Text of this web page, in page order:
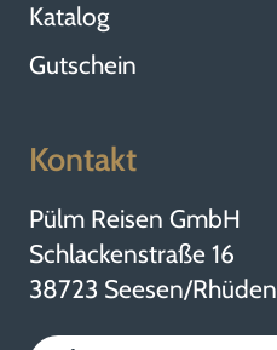
Katalog
Gutschein
Kontakt
Pülm Reisen GmbH
Schlackenstraße 16
38723 Seesen/Rhüden